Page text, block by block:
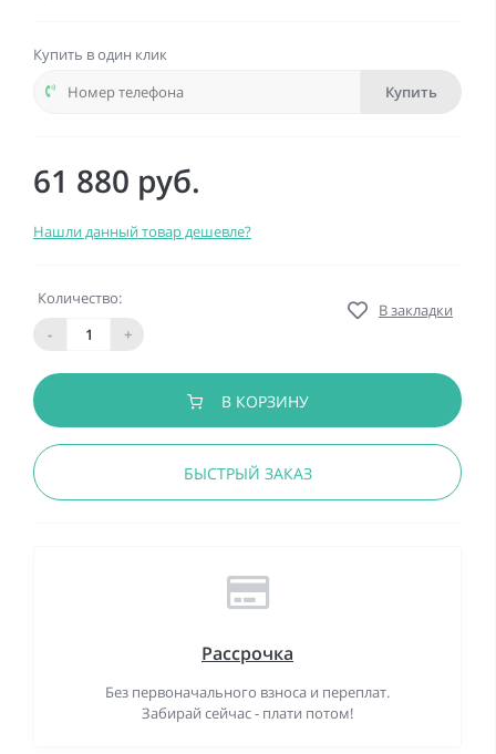
Купить в один клик
Купить
61 880 руб.
Нашли данный товар дешевле?
Количество:
-
+
В закладки
В КОРЗИНУ
БЫСТРЫЙ ЗАКАЗ
Рассрочка
Без первоначального взноса и переплат.
Забирай сейчас - плати потом!